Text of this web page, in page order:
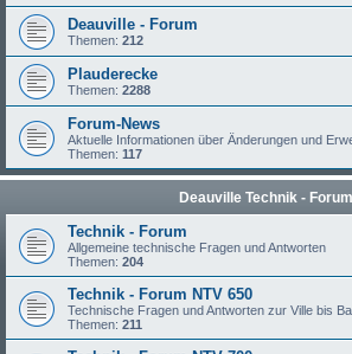
Deauville - Forum
Themen: 212
Plauderecke
Themen: 2288
Forum-News
Aktuelle Informationen über Änderungen und
Themen: 117
Deauville Technik - Forum
Technik - Forum
Allgemeine technische Fragen und Antworten
Themen: 204
Technik - Forum NTV 650
Technische Fragen und Antworten zur Ville bis
Themen: 211